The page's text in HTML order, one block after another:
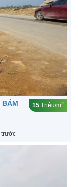
BÁM
15 Triệu/m2
trước